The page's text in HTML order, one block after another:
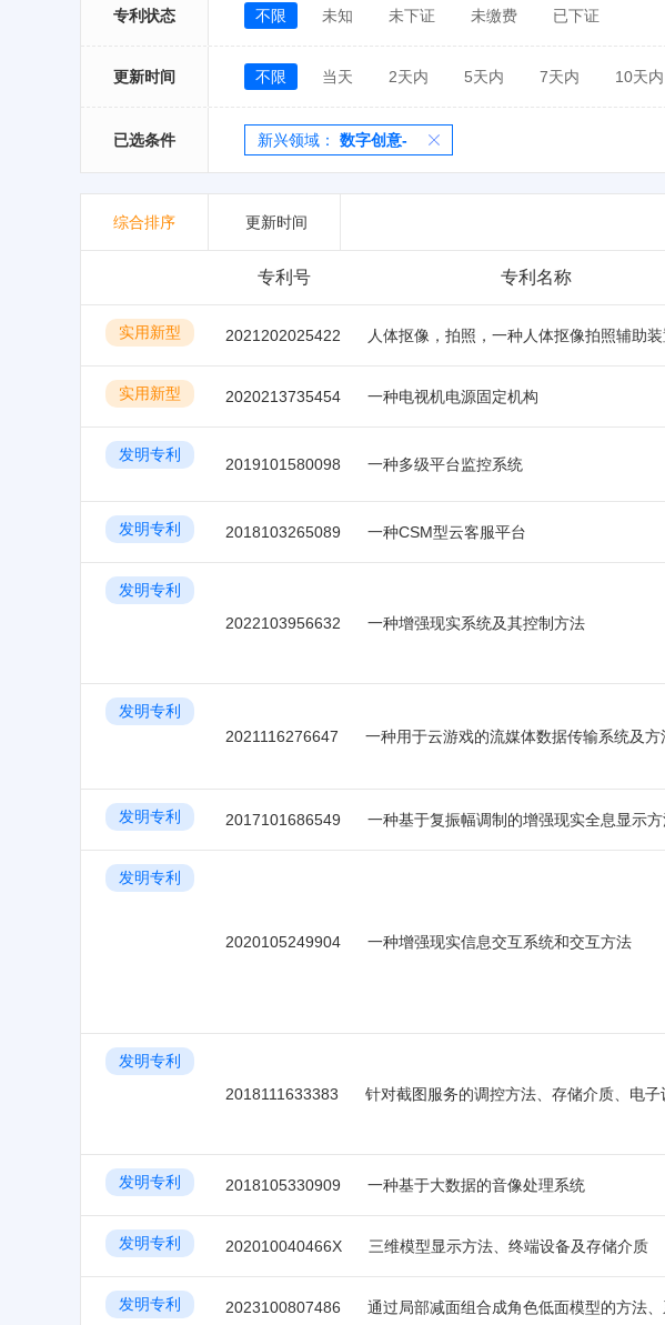
专利状态 不限 未知 未下证 未缴费 已下证
更新时间 不限 当天 2天内 5天内 7天内 10天内
已选条件 新兴领域： 数字创意-
综合排序 更新时间
专利号 专利名称
2021202025422 人体抠像，拍照，一种人体抠像拍照辅助
实用新型
2020213735454 一种电视机电源固定机构
实用新型
2019101580098 一种多级平台监控系统
发明专利
2018103265089 一种CSM型云客服平台
发明专利
2022103956632 一种增强现实系统及其控制方法
发明专利
2021116276647 一种用于云游戏的流媒体数据传输系统及方
发明专利
2017101686549 一种基于复振幅调制的增强现实全息显示
发明专利
2020105249904 一种增强现实信息交互系统和交互方法
发明专利
2018111633383
发明专利
2018105330909 一种基于大数据的音像处理系统
发明专利
202010040466X 三维模型显示方法、终端设备及存储介质
发明专利
2023100807486
发明专利